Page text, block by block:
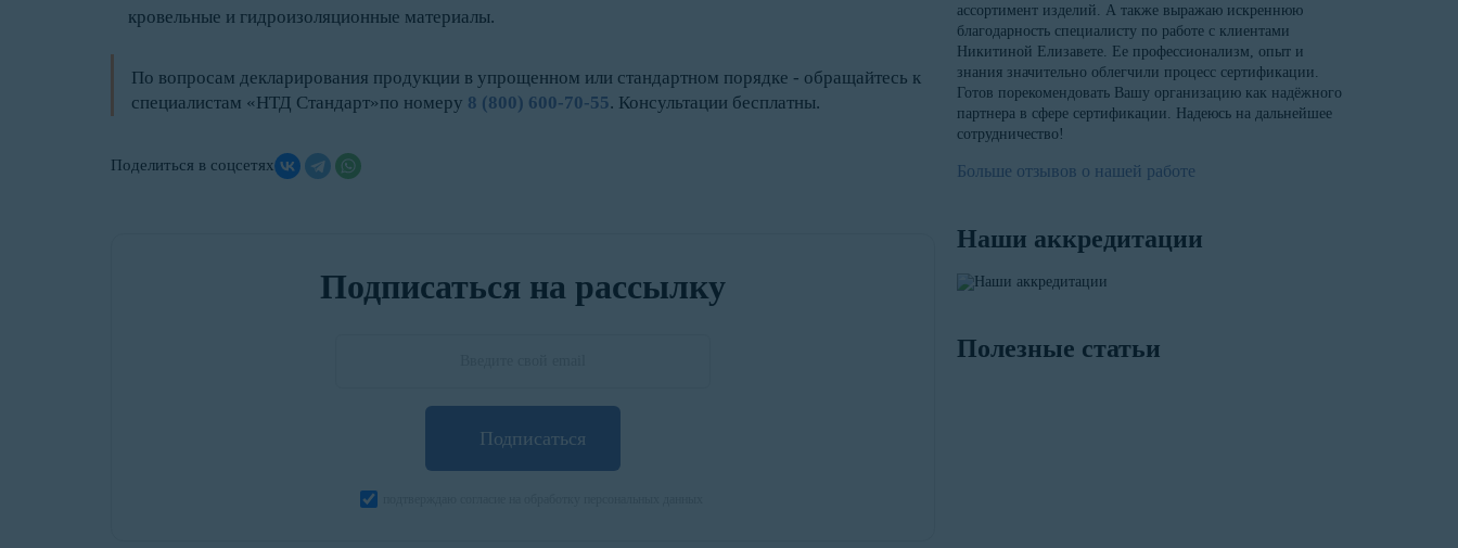
кровельные и гидроизоляционные материалы.
По вопросам декларирования продукции в упрощенном или стандартном порядке - обращайтесь к
специалистам «НТД Стандарт»по номеру 8 (800) 600-70-55. Консультации бесплатны.
Поделиться в соцсетях
Подписаться на рассылку
Подписаться
ассортимент изделий. А также выражаю искреннюю
благодарность специалисту по работе с клиентами
Никитиной Елизавете. Ее профессионализм, опыт и
знания значительно облегчили процесс сертификации.
Готов порекомендовать Вашу организацию как надёжного
партнера в сфере сертификации. Надеюсь на дальнейшее
сотрудничество!
Больше отзывов о нашей работе
Наши аккредитации
Полезные статьи